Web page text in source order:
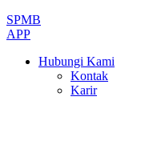
SPMB
APP
Hubungi Kami
Kontak
Karir